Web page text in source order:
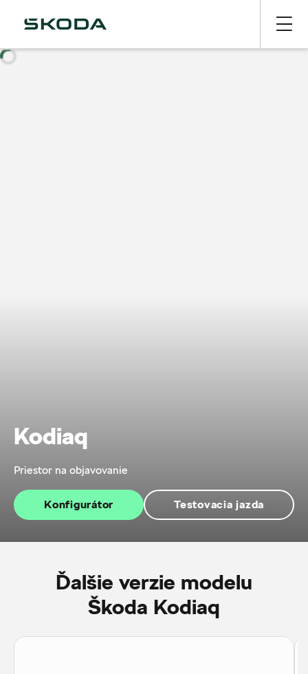
Kodiaq
Priestor na objavovanie
Konfigurátor Testovacia jazda
Ďalšie verzie modelu
Škoda Kodiaq